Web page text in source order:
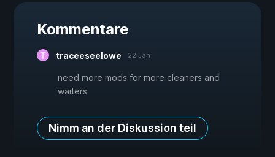
Kommentare
traceeseelowe 22 Jan
need more mods for more cleaners and
waiters
Nimm an der Diskussion teil